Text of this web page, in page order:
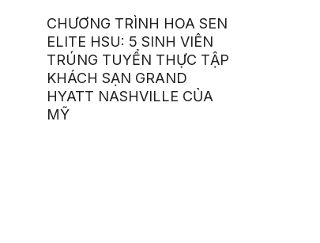
CHƯƠNG TRÌNH HOA SEN
ELITE HSU: 5 SINH VIÊN
TRÚNG TUYỂN THỰC TẬP
KHÁCH SẠN GRAND
HYATT NASHVILLE CỦA
MỸ